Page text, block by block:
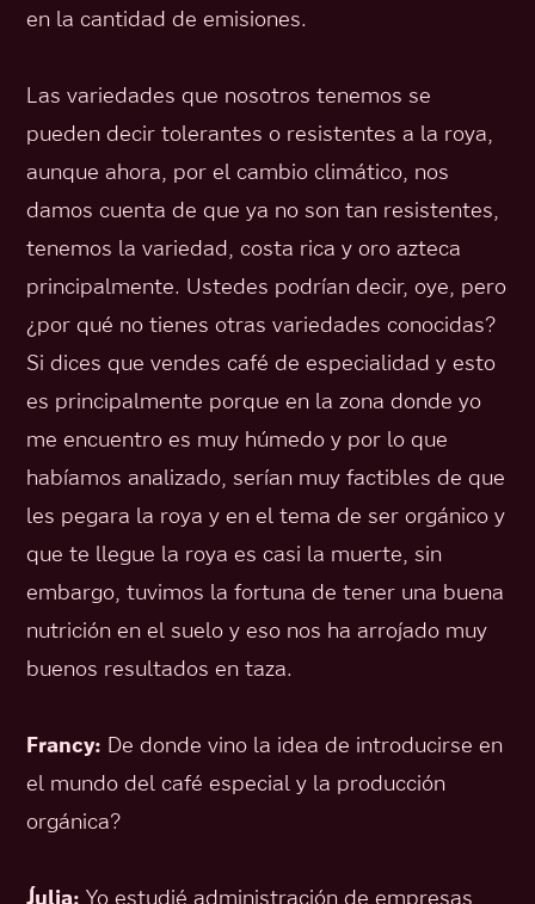
en la cantidad de emisiones.
Las variedades que nosotros tenemos se
pueden decir tolerantes o resistentes a la roya,
aunque ahora, por el cambio climático, nos
damos cuenta de que ya no son tan resistentes,
tenemos la variedad, costa rica y oro azteca
principalmente. Ustedes podrían decir, oye, pero
¿por qué no tienes otras variedades conocidas?
Si dices que vendes café de especialidad y esto
es principalmente porque en la zona donde yo
me encuentro es muy húmedo y por lo que
habíamos analizado, serían muy factibles de que
les pegara la roya y en el tema de ser orgánico y
que te llegue la roya es casi la muerte, sin
embargo, tuvimos la fortuna de tener una buena
nutrición en el suelo y eso nos ha arrojado muy
buenos resultados en taza.
Francy: De donde vino la idea de introducirse en
el mundo del café especial y la producción
orgánica?
Julia: Yo estudié administración de empresas,